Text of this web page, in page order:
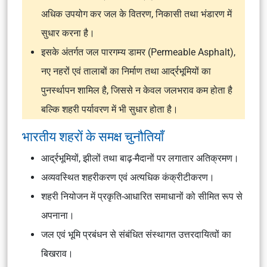
अधिक उपयोग कर जल के वितरण, निकासी तथा भंडारण में
सुधार करना है।
इसके अंतर्गत जल पारगम्य डामर (Permeable Asphalt),
नए नहरों एवं तालाबों का निर्माण तथा आर्द्रभूमियों का
पुनर्स्थापन शामिल है, जिससे न केवल जलभराव कम होता है
बल्कि शहरी पर्यावरण में भी सुधार होता है।
भारतीय शहरों के समक्ष चुनौतियाँ
आर्द्रभूमियों, झीलों तथा बाढ़-मैदानों पर लगातार अतिक्रमण।
अव्यवस्थित शहरीकरण एवं अत्यधिक कंक्रीटीकरण।
शहरी नियोजन में प्रकृति-आधारित समाधानों को सीमित रूप से
अपनाना।
जल एवं भूमि प्रबंधन से संबंधित संस्थागत उत्तरदायित्वों का
बिखराव।